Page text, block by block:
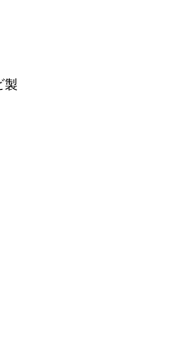
製